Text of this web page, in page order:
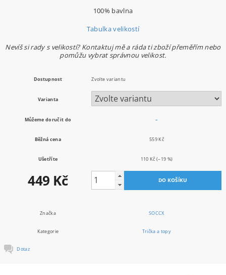
100% bavlna
Tabulka velikostí
Nevíš si rady s velikostí? Kontaktuj mě a ráda ti zboží přeměřím nebo
pomůžu vybrat správnou velikost.
Dostupnost Zvolte variantu
Varianta
Můžeme doručit do –
Běžná cena 559 Kč
Ušetříte 110 Kč (–19 %)
449 Kč
Značka SOCCX
Kategorie Trička a topy
Dotaz